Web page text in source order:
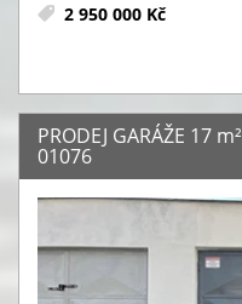
2 950 000 Kč
PRODEJ GARÁŽE 17 m²
01076